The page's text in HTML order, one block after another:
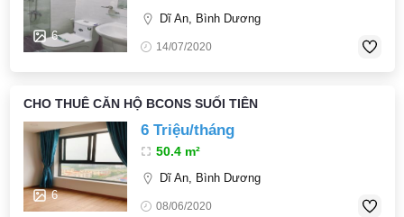
6
Dĩ An, Bình Dương
14/07/2020
CHO THUÊ CĂN HỘ BCONS SUỐI TIÊN
6
6 Triệu/tháng
50.4 m²
Dĩ An, Bình Dương
08/06/2020